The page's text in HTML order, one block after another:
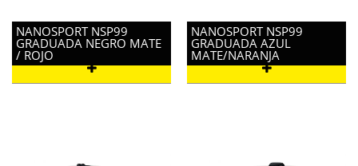
NANOSPORT NSP99
GRADUADA NEGRO MATE
/ ROJO
NANOSPORT NSP99
GRADUADA AZUL
MATE/NARANJA